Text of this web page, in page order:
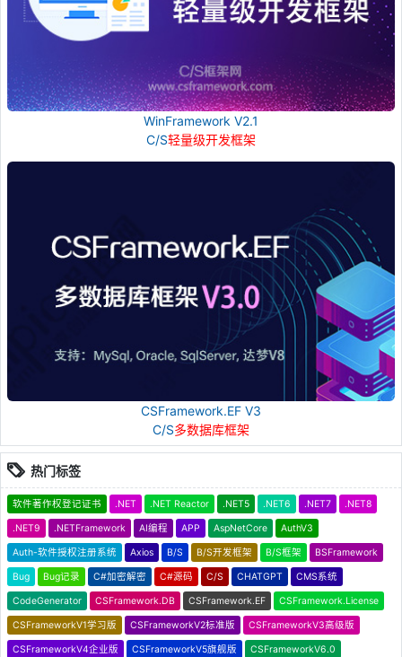
WinFramework V2.1
C/S轻量级开发框架
CSFramework.EF V3
C/S多数据库框架
热门标签
软件著作权登记证书 .NET .NET Reactor .NET5 .NET6 .NET7 .NET8
.NET9 .NETFramework AI编程 APP AspNetCore AuthV3
Auth-软件授权注册系统 Axios B/S B/S开发框架 B/S框架 BSFramework
Bug Bug记录 C#加密解密 C#源码 C/S CHATGPT CMS系统
CodeGenerator CSFramework.DB CSFramework.EF CSFramework.License
CSFrameworkV1学习版 CSFrameworkV2标准版 CSFrameworkV3高级版
CSFrameworkV4企业版 CSFrameworkV5旗舰版 CSFrameworkV6.0